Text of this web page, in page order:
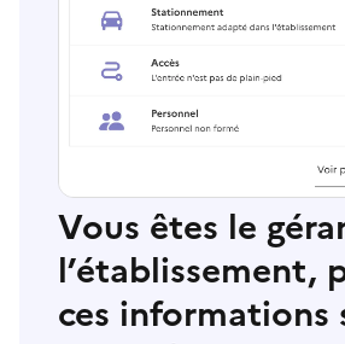
Vous êtes le
l’établissement,
ces informations